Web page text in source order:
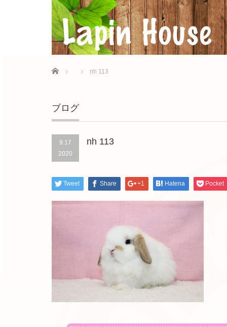
Home nh 113
ブログ
9.17
2020
nh 113
Tweet Share +1 Hatena Pocket